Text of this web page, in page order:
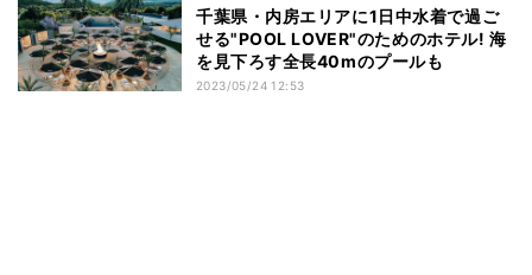
千葉県・内房エリアに1日中水着で過ご
せる"POOL LOVER"のためのホテル! 海
を見下ろす全長40mのプールも
2023/05/24 12:53